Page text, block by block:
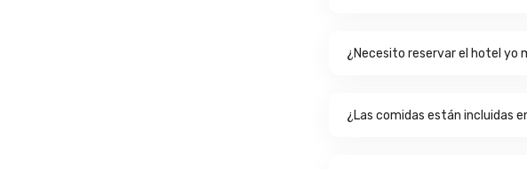
¿Necesito reservar el hotel yo
¿Las comidas están incluidas